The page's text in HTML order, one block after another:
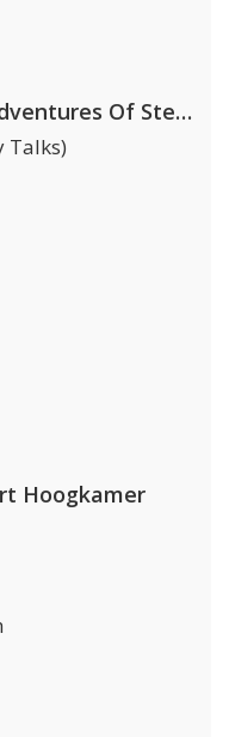
PAWSA & The Adventures Of Stevie V
Talks)
Hoogkamer